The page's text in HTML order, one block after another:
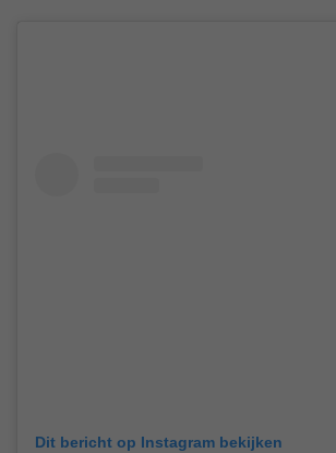
Dit bericht op Instagram bekijken